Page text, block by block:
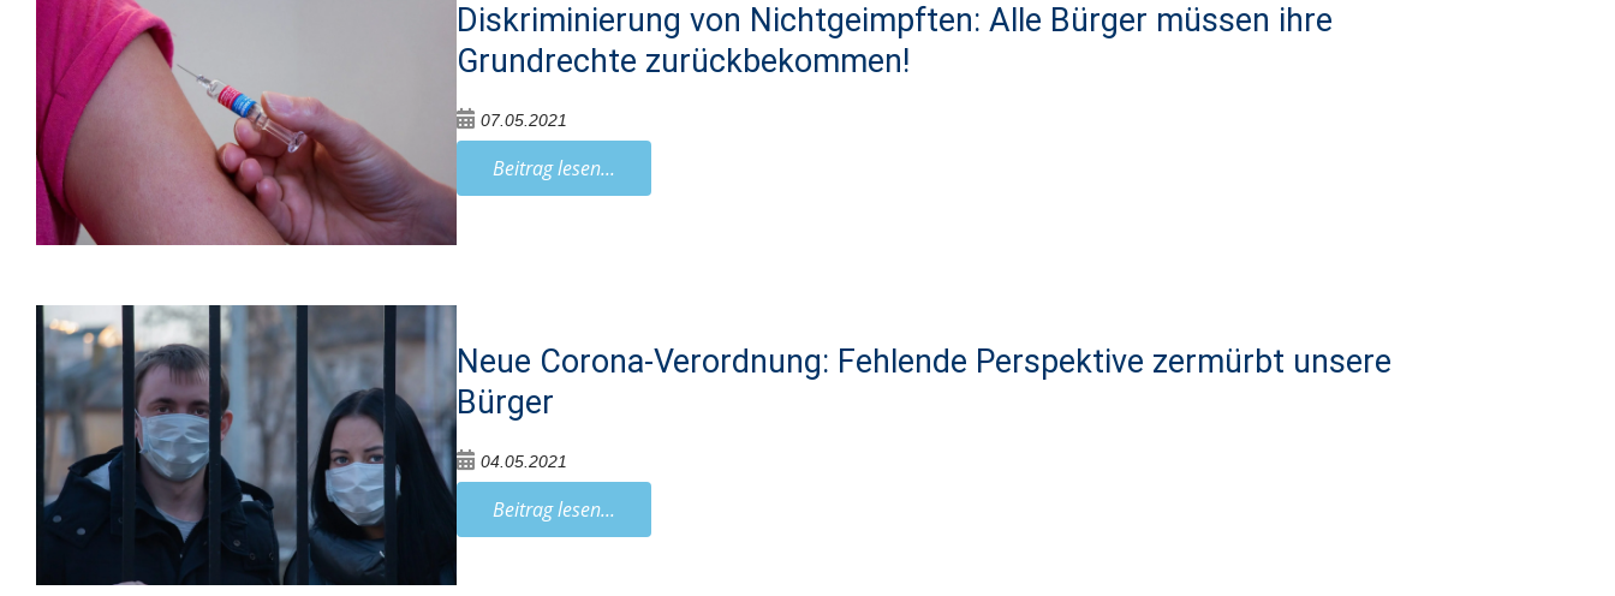
Diskriminierung von Nichtgeimpften: Alle Bürger müssen ihre
Grundrechte zurückbekommen!
07.05.2021
Beitrag lesen...
Neue Corona-Verordnung: Fehlende Perspektive zermürbt unsere
Bürger
04.05.2021
Beitrag lesen...